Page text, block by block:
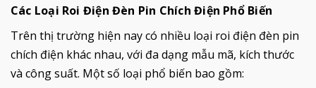
Các Loại Roi Điện Đèn Pin Chích Điện Phổ Biến
Trên thị trường hiện nay có nhiều loại roi điện đèn pin
chích điện khác nhau, với đa dạng mẫu mã, kích thước
và công suất. Một số loại phổ biến bao gồm: